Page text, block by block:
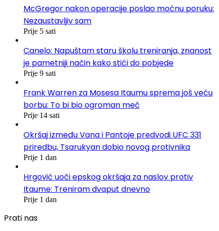
McGregor nakon operacije poslao moćnu poruku:
Nezaustavljiv sam
Prije 5 sati
Canelo: Napuštam staru školu treniranja, znanost
je pametniji način kako stići do pobjede
Prije 9 sati
Frank Warren za Mosesa Itaumu sprema još veću
borbu: To bi bio ogroman meč
Prije 14 sati
Okršaj između Vana i Pantoje predvodi UFC 331
priredbu, Tsarukyan dobio novog protivnika
Prije 1 dan
Hrgović uoči epskog okršaja za naslov protiv
Itaume: Treniram dvaput dnevno
Prije 1 dan
Prati nas